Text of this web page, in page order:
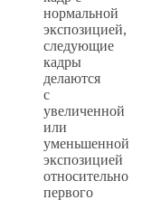
нормальной
экспозицией,
следующие
кадры
делаются
с
увеличенной
или
уменьшенной
экспозицией
относительно
первого